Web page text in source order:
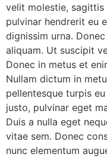
velit molestie, sagittis
pulvinar hendrerit eu
dignissim urna.
aliquam. Ut suscipit
Donec in metus et
Nullam dictum in
pellentesque turpis
justo, pulvinar eget
Duis a nulla eget
vitae sem. Donec
nunc elementum